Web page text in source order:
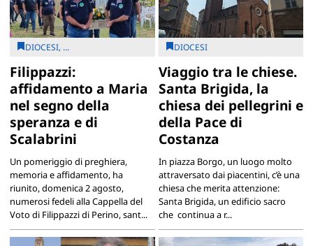
DIOCESI, ...
Filippazzi:
affidamento a Maria
nel segno della
speranza e di
Scalabrini
Un pomeriggio di preghiera,
memoria e affidamento, ha
riunito, domenica 2 agosto,
numerosi fedeli alla Cappella del
Voto di Filippazzi di Perino, sant...
DIOCESI
Viaggio tra le chiese.
Santa Brigida, la
chiesa dei pellegrini e
della Pace di
Costanza
In piazza Borgo, un luogo molto
attraversato dai piacentini, c’è una
chiesa che merita attenzione:
Santa Brigida, un edificio sacro
che continua a r...